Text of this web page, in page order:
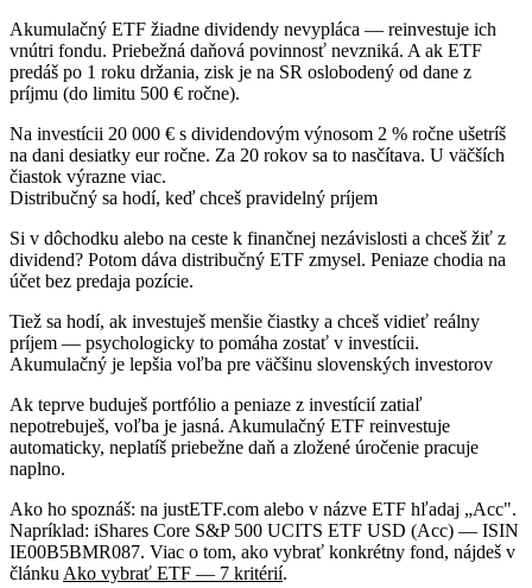
Akumulačný ETF žiadne dividendy nevypláca — reinvestuje ich
vnútri fondu. Priebežná daňová povinnosť nevzniká. A ak ETF
predáš po 1 roku držania, zisk je na SR oslobodený od dane z
príjmu (do limitu 500 € ročne).
Na investícii 20 000 € s dividendovým výnosom 2 % ročne ušetríš
na dani desiatky eur ročne. Za 20 rokov sa to nasčítava. U väčších
čiastok výrazne viac.
Distribučný sa hodí, keď chceš pravidelný príjem
Si v dôchodku alebo na ceste k finančnej nezávislosti a chceš žiť z
dividend? Potom dáva distribučný ETF zmysel. Peniaze chodia na
účet bez predaja pozície.
Tiež sa hodí, ak investuješ menšie čiastky a chceš vidieť reálny
príjem — psychologicky to pomáha zostať v investícii.
Akumulačný je lepšia voľba pre väčšinu slovenských investorov
Ak teprve buduješ portfólio a peniaze z investícií zatiaľ
nepotrebuješ, voľba je jasná. Akumulačný ETF reinvestuje
automaticky, neplatíš priebežne daň a zložené úročenie pracuje
naplno.
Ako ho spoznáš: na justETF.com alebo v názve ETF hľadaj „Acc".
Napríklad: iShares Core S&P 500 UCITS ETF USD (Acc) — ISIN
IE00B5BMR087. Viac o tom, ako vybrať konkrétny fond, nájdeš v
článku Ako vybrať ETF — 7 kritérií.